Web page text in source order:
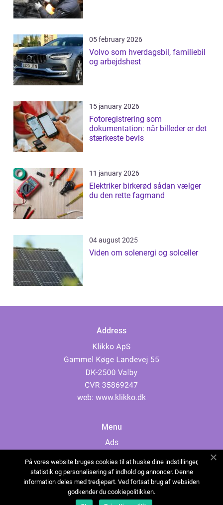
05 february 2026
Volvo som hverdagsbil, familiebil
og arbejdshest
15 january 2026
Fotoregistrering som
dokumentation: når billeder er det
stærkeste bevis
11 january 2026
Elektriker birkerød sådan vælger
du den rette fagmand
04 august 2025
Viden om solenergi og solceller
Address
web: www.klikko.dk
Menu
Ads
Cookies
Contact
Sitemap
På vores website bruges cookies til at huske dine indstillinger,
statistik og personalisering af indhold og annoncer. Denne
information deles med tredjepart. Ved fortsat brug af websiden
godkender du cookiepolitikken.